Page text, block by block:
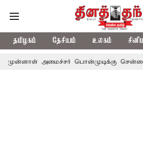
தமிழகம் தேசியம் உலகம்
பொன்முடிக்கு சென்னை நீதிமன்றம்